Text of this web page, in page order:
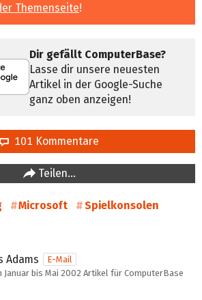
Themenseite!
Dir gefällt ComputerBase?
Lasse dir unsere neuesten
Artikel in der Google-Suche
ganz oben anzeigen!
101 Kommentare
Teilen…
Microsoft
Spielkonsolen
Adams
E-Mail
Januar bis Mai 2002 Artikel für ComputerBase